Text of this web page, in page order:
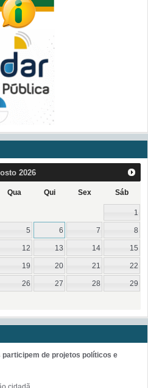
2026
Qua Qui Sex Sáb
1
5 6 7 8
12 13 14 15
19 20 21 22
26 27 28 29
de projetos políticos e